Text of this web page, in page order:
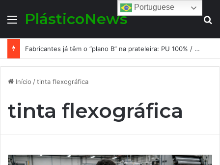
MenuPlásticoNews
Fabricantes já têm o “plano B” na prateleira: PU 100% / NC-free existe, mas ainda é pouco usado: a hora é transformar isso em projeto de resiliência
Início /tinta flexográfica
tinta flexográfica
Portuguese